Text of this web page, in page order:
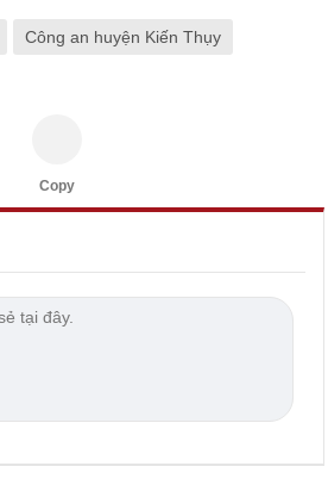
Công an huyện Kiến Thụy
Copy